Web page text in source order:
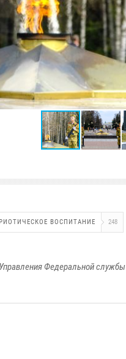
ВОСПИТАНИЕ 248
Федеральной